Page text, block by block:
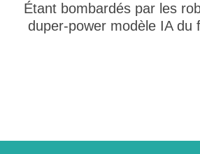
Étant bombardés par les
duper-power modèle IA du